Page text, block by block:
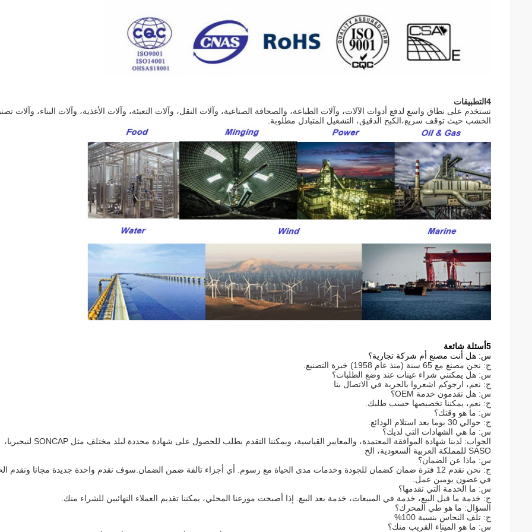
4التطبيقات
تستخدم على نطاق واسع لدفع أدوات الآلات، وآلات الطباعة، والصحافة الصناعية، وآلات النقل، وآلات التعبئة، وآلات الأغذية، وآلات البناء، وآلات
الخشب حيث توقف سريع،الكبح الدقيق، التشغيل المتبادل مطلوبة.
5أسئلة شائعة
س: هل أنت مصنع أم شركة تجارية؟
ج: نحن مصنع مع 65 سنة (منذ عام 1958) خبرة التصنيع.
س: هل يمكنني شراء عينات عند وضع الطلبات؟
ج: نعم، ارجوكم اشعروا بالحرية في الاتصال بنا
س: هل تقدمون خدمة OEM؟
ج: نعم، يمكننا تخصيصها حسب طلبك.
س: ما هو وقتك؟
ج: حوالي 30 يوما بعد استلام الودائع.
س: ما هي الشهادات التي لديك؟
الجواب: لدينا شهادة الموافقة المعتمدة، والمعايير القياسية، ويمكننا التقدم بطلب للحصول على شهادة محددة لبلد مختلف مثل SONCAP لنيجيريا،
SASO للمملكة العربية السعودية، الخ
س: ماذا عن الضمان؟
ج: نحن نقدم 12 فترة ضمان كضمان للجودة وخدمات مدى الحياة مع رسوم. أي أجزاء تالفة ضمن الضمان.سوف نقدم واحدة جديدة مجانا ونقدم
في غضون يومين عمل.
س: ما الخدمة التي تقدمها؟
ج: خدمة ما قبل البيع، خدمة في المبيعات، خدمة بعد البيع. إذا أصبحت موزعنا المحلي، يمكننا تقديم العملاء النهائيين للشراء منك.
السؤال: ما هو طي المحرك؟
ج: تلف النحاس بنسبة 100%
س: ما هو الميناء القريب منك؟